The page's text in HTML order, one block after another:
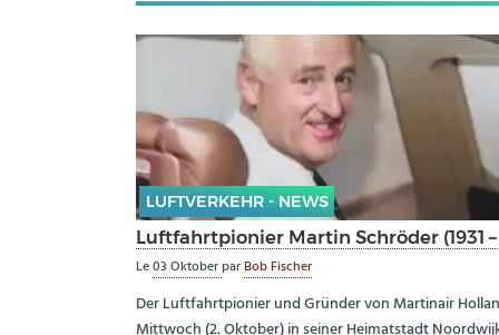
LUFTVERKEHR - NEWS
Luftfahrtpionier Martin Schröder (1931
Le03 OktoberparBob Fischer
Der Luftfahrtpionier und Gründer von Martinair
Mittwoch (2. Oktober) in seiner Heimatstadt